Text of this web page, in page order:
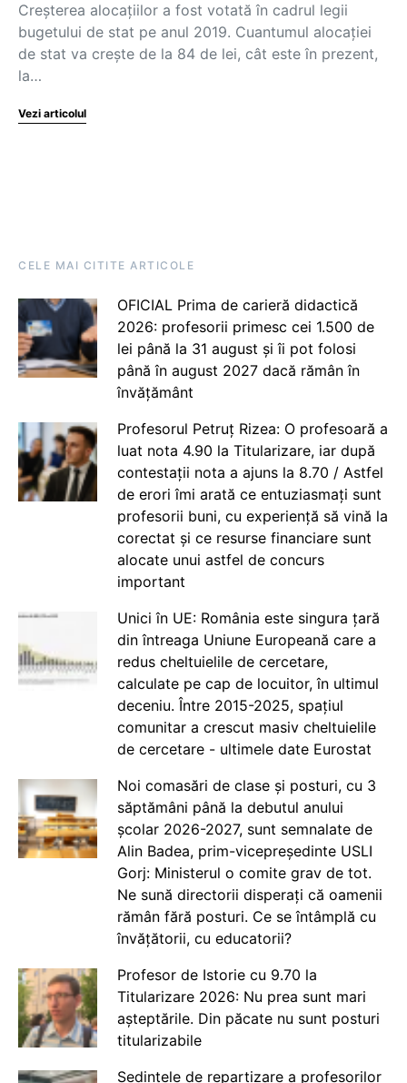
Creşterea alocațiilor a fost votată în cadrul legii
bugetului de stat pe anul 2019. Cuantumul alocației
de stat va crește de la 84 de lei, cât este în prezent,
la…
Vezi articolul
CELE MAI CITITE ARTICOLE
OFICIAL Prima de carieră didactică
2026: profesorii primesc cei 1.500 de
lei până la 31 august și îi pot folosi
până în august 2027 dacă rămân în
învățământ
Profesorul Petruț Rizea: O profesoară a
luat nota 4.90 la Titularizare, iar după
contestații nota a ajuns la 8.70 / Astfel
de erori îmi arată ce entuziasmați sunt
profesorii buni, cu experiență să vină la
corectat și ce resurse financiare sunt
alocate unui astfel de concurs
important
Unici în UE: România este singura țară
din întreaga Uniune Europeană care a
redus cheltuielile de cercetare,
calculate pe cap de locuitor, în ultimul
deceniu. Între 2015-2025, spațiul
comunitar a crescut masiv cheltuielile
de cercetare - ultimele date Eurostat
Noi comasări de clase și posturi, cu 3
săptămâni până la debutul anului
școlar 2026-2027, sunt semnalate de
Alin Badea, prim-vicepreședinte USLI
Gorj: Ministerul o comite grav de tot.
Ne sună directorii disperați că oamenii
rămân fără posturi. Ce se întâmplă cu
învățătorii, cu educatorii?
Profesor de Istorie cu 9.70 la
Titularizare 2026: Nu prea sunt mari
așteptările. Din păcate nu sunt posturi
titularizabile
Ședințele de repartizare a profesorilor